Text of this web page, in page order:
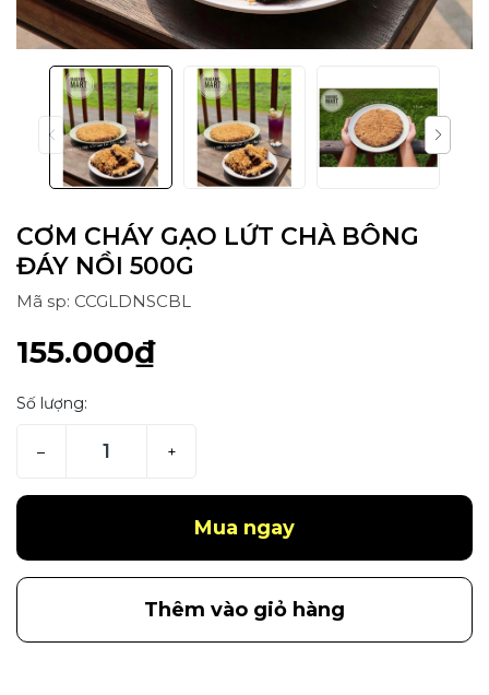
CƠM CHÁY GẠO LỨT CHÀ BÔNG
ĐÁY NỒI 500G
Mã sp: CCGLDNSCBL
155.000₫
Số lượng:
– +
Mua ngay
Thêm vào giỏ hàng